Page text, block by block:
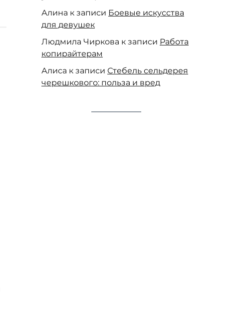
Алина к записи Боевые искусства
для девушек
Людмила Чиркова к записи Работа
копирайтерам
Алиса к записи Стебель сельдерея
черешкового: польза и вред